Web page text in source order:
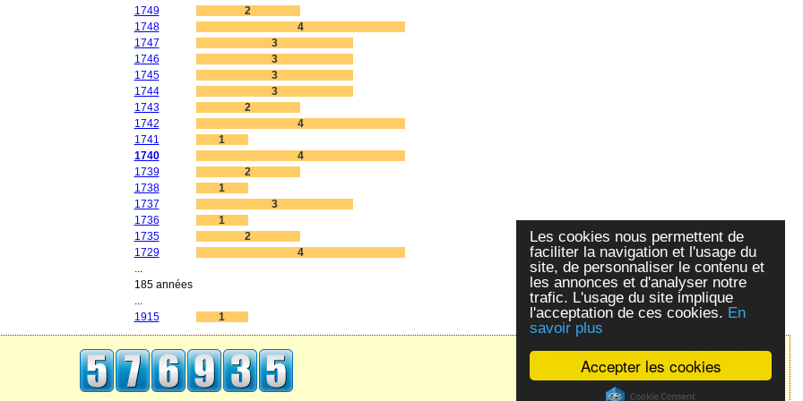
Accepter les cookies
Les cookies nous permettent de
faciliter la navigation et l'usage du
site, de personnaliser le contenu et
les annonces et d'analyser notre
trafic. L'usage du site implique
l'acceptation de ces cookies. En
savoir plus
1749
2
1748
4
1747
3
1746
3
1745
3
1744
3
1743
2
1742
4
1741
1
1740
4
1739
2
1738
1
1737
3
1736
1
1735
2
1729
4
185 années
1915
1